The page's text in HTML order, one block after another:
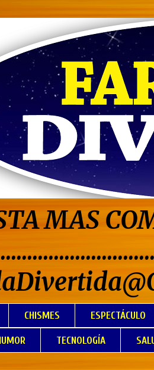
MAS
CHISMES ESPECTÁCULO
TECNOLOGÍA